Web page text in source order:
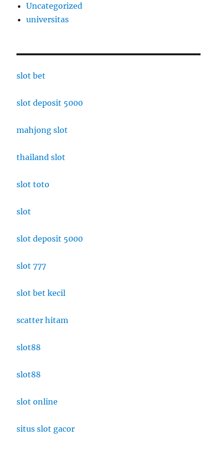
Uncategorized
universitas
slot bet
slot deposit 5000
mahjong slot
thailand slot
slot toto
slot
slot deposit 5000
slot 777
slot bet kecil
scatter hitam
slot88
slot88
slot online
situs slot gacor